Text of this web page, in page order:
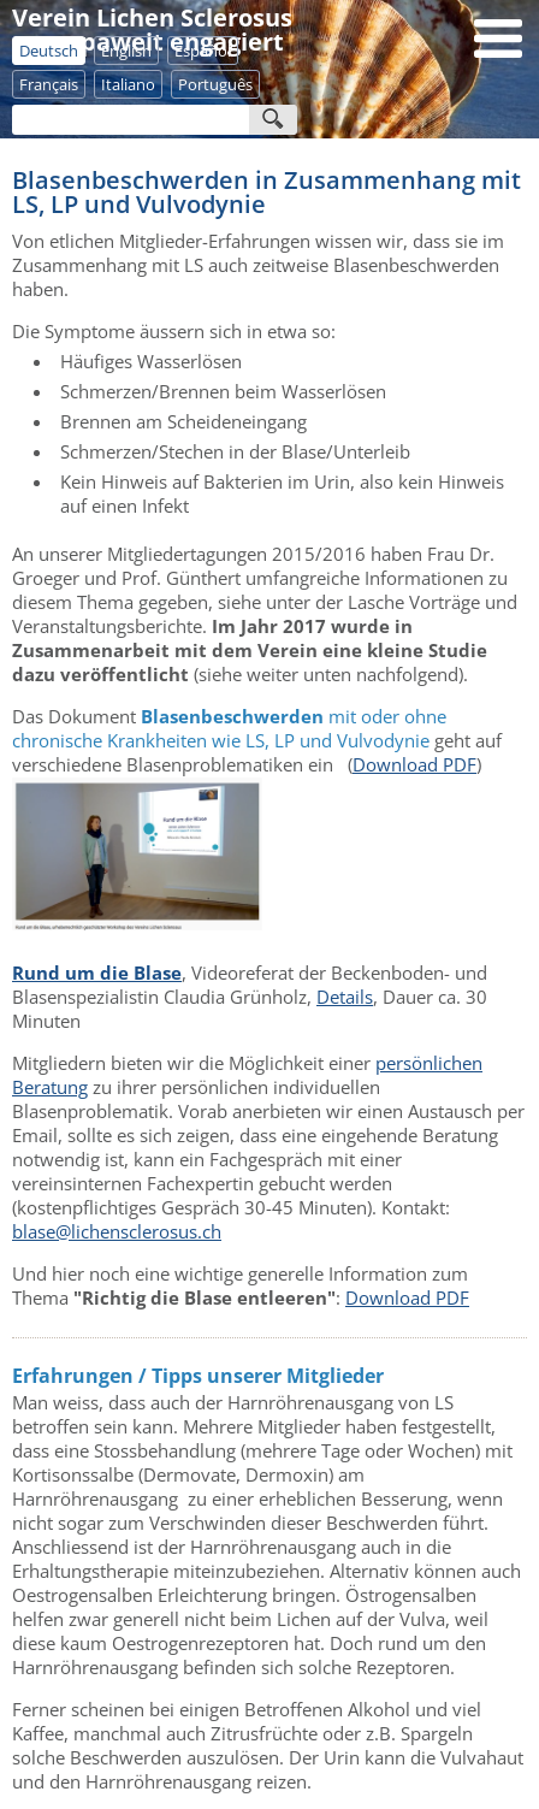
Verein Lichen Sclerosus
- europaweit engagiert
Deutsch English
Español
Français
Italiano Português
Blasenbeschwerden in Zusammenhang mit
LS, LP und Vulvodynie
Von etlichen Mitglieder-Erfahrungen wissen wir, dass sie im
Zusammenhang mit LS auch zeitweise Blasenbeschwerden
haben.
Die Symptome äussern sich in etwa so:
Häufiges Wasserlösen
Schmerzen/Brennen beim Wasserlösen
Brennen am Scheideneingang
Schmerzen/Stechen in der Blase/Unterleib
Kein Hinweis auf Bakterien im Urin, also kein Hinweis
auf einen Infekt
An unserer Mitgliedertagungen 2015/2016 haben Frau Dr.
Groeger und Prof. Günthert umfangreiche Informationen zu
diesem Thema gegeben, siehe unter der Lasche Vorträge und
Veranstaltungsberichte. Im Jahr 2017 wurde in
Zusammenarbeit mit dem Verein eine kleine Studie
dazu veröffentlicht (siehe weiter unten nachfolgend).
Das Dokument Blasenbeschwerden mit oder ohne
chronische Krankheiten wie LS, LP und Vulvodynie geht auf
verschiedene Blasenproblematiken ein (Download PDF)
Rund um die Blase, Videoreferat der Beckenboden- und
Blasenspezialistin Claudia Grünholz, Details, Dauer ca. 30
Minuten
Mitgliedern bieten wir die Möglichkeit einer persönlichen
Beratung zu ihrer persönlichen individuellen
Blasenproblematik. Vorab anerbieten wir einen Austausch per
Email, sollte es sich zeigen, dass eine eingehende Beratung
notwendig ist, kann ein Fachgespräch mit einer
vereinsinternen Fachexpertin gebucht werden
(kostenpflichtiges Gespräch 30-45 Minuten). Kontakt:
blase@lichensclerosus.ch
Und hier noch eine wichtige generelle Information zum
Thema "Richtig die Blase entleeren": Download PDF
Erfahrungen / Tipps unserer Mitglieder
Man weiss, dass auch der Harnröhrenausgang von LS
betroffen sein kann. Mehrere Mitglieder haben festgestellt,
dass eine Stossbehandlung (mehrere Tage oder Wochen) mit
Kortisonssalbe (Dermovate, Dermoxin) am
Harnröhrenausgang zu einer erheblichen Besserung, wenn
nicht sogar zum Verschwinden dieser Beschwerden führt.
Anschliessend ist der Harnröhrenausgang auch in die
Erhaltungstherapie miteinzubeziehen. Alternativ können auch
Oestrogensalben Erleichterung bringen. Östrogensalben
helfen zwar generell nicht beim Lichen auf der Vulva, weil
diese kaum Oestrogenrezeptoren hat. Doch rund um den
Harnröhrenausgang befinden sich solche Rezeptoren.
Ferner scheinen bei einigen Betroffenen Alkohol und viel
Kaffee, manchmal auch Zitrusfrüchte oder z.B. Spargeln
solche Beschwerden auszulösen. Der Urin kann die Vulvahaut
und den Harnröhrenausgang reizen.